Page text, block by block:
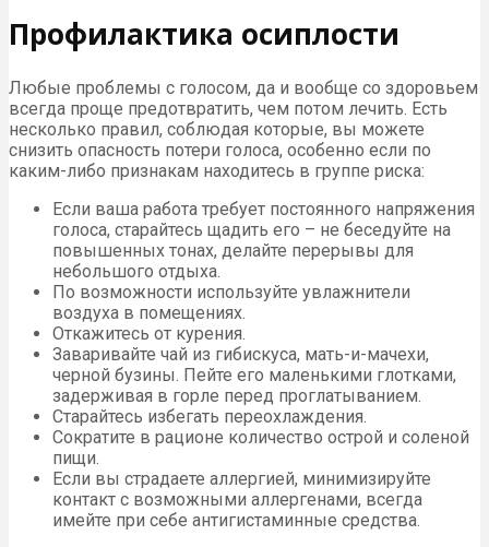
Профилактика осиплости
Любые проблемы с голосом, да и вообще со здоровьем
всегда проще предотвратить, чем потом лечить. Есть
несколько правил, соблюдая которые, вы можете
снизить опасность потери голоса, особенно если по
каким-либо признакам находитесь в группе риска:
Если ваша работа требует постоянного напряжения
голоса, старайтесь щадить его – не беседуйте на
повышенных тонах, делайте перерывы для
небольшого отдыха.
По возможности используйте увлажнители
воздуха в помещениях.
Откажитесь от курения.
Заваривайте чай из гибискуса, мать-и-мачехи,
черной бузины. Пейте его маленькими глотками,
задерживая в горле перед проглатыванием.
Старайтесь избегать переохлаждения.
Сократите в рационе количество острой и соленой
пищи.
Если вы страдаете аллергией, минимизируйте
контакт с возможными аллергенами, всегда
имейте при себе антигистаминные средства.